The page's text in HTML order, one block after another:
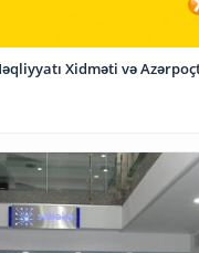
Xidməti və